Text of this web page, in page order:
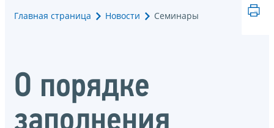
Главная страница Новости Семинары
О порядке